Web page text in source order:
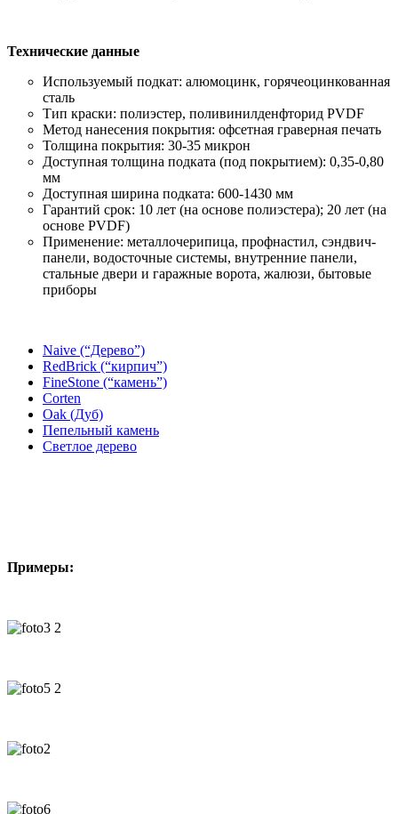
Технические данные
Используемый подкат: алюмоцинк, горячеоцинкованная
сталь
Тип краски: полиэстер, поливинилденфторид PVDF
Метод нанесения покрытия: офсетная граверная печать
Толщина покрытия: 30-35 микрон
Доступная толщина подката (под покрытием): 0,35-0,80
мм
Доступная ширина подката: 600-1430 мм
Гарантий срок: 10 лет (на основе полиэстера); 20 лет (на
основе PVDF)
Применение: металлочерипица, профнастил, сэндвич-
панели, водосточные системы, внутренние панели,
стальные двери и гаражные ворота, жалюзи, бытовые
приборы
Naive (“Дерево”)
RedBrick (“кирпич”)
FineStone (“камень”)
Corten
Oak (Дуб)
Пепельный камень
Светлое дерево
Примеры: